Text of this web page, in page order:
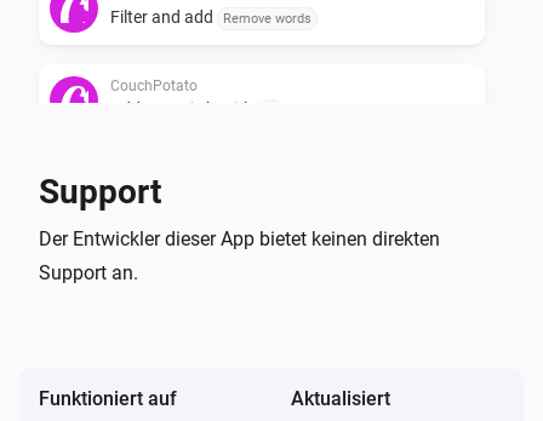
Filter and add Remove words
CouchPotato
Add a movie by title
CouchPotato
Search all movies in wanted
CouchPotato
Support
Der Entwickler dieser App bietet keinen direkten
Support an.
Funktioniert auf Aktualisiert